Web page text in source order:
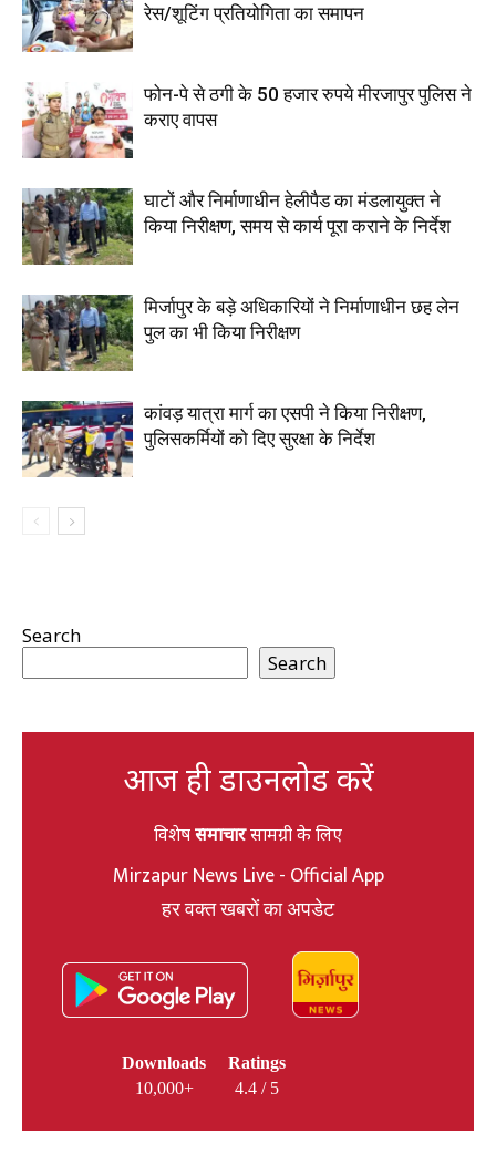
रेस/शूटिंग प्रतियोगिता का समापन
फोन-पे से ठगी के 50 हजार रुपये मीरजापुर पुलिस ने
कराए वापस
घाटों और निर्माणाधीन हेलीपैड का मंडलायुक्त ने
किया निरीक्षण, समय से कार्य पूरा कराने के निर्देश
मिर्जापुर के बड़े अधिकारियों ने निर्माणाधीन छह लेन
पुल का भी किया निरीक्षण
कांवड़ यात्रा मार्ग का एसपी ने किया निरीक्षण,
पुलिसकर्मियों को दिए सुरक्षा के निर्देश
Search
Search
आज ही डाउनलोड करें
विशेषसमाचारसामग्री के लिए
Mirzapur News Live - Official App
हर वक्त खबरों का अपडेट
Downloads
10,000+
Ratings
4.4 / 5